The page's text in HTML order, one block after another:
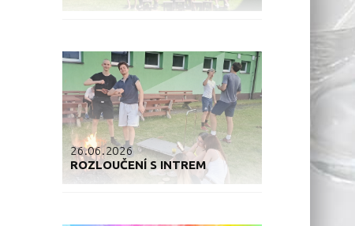
26.06.2026
ROZLOUČENÍ S INTREM